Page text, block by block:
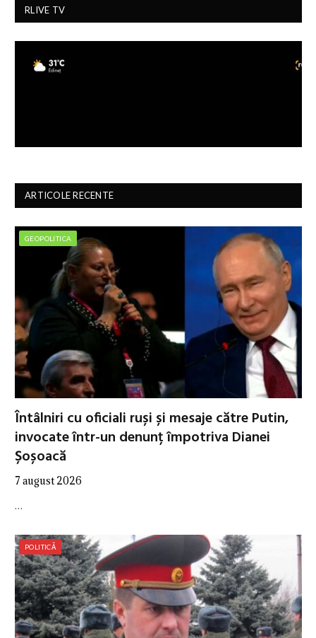
RLIVE TV
ARTICOLE RECENTE
GEOPOLITICA
Întâlniri cu oficiali ruși și mesaje către Putin,
invocate într-un denunț împotriva Dianei
Șoșoacă
7 august 2026
…
POLITICĂ